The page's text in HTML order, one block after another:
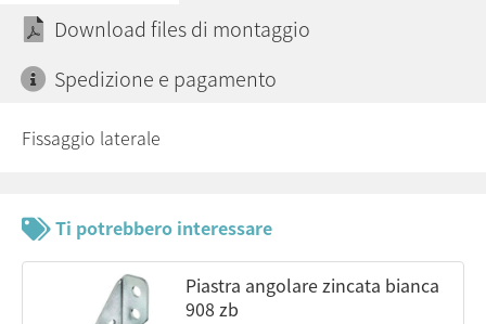
Download files di montaggio
Spedizione e pagamento
Fissaggio laterale
Ti potrebbero interessare
piastra angolare zincata bianca
908 zb